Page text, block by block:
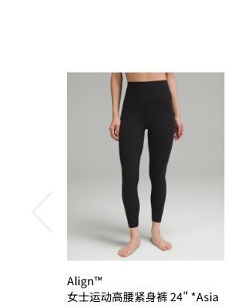
Align™
女士运动高腰紧身裤 24" *Asia